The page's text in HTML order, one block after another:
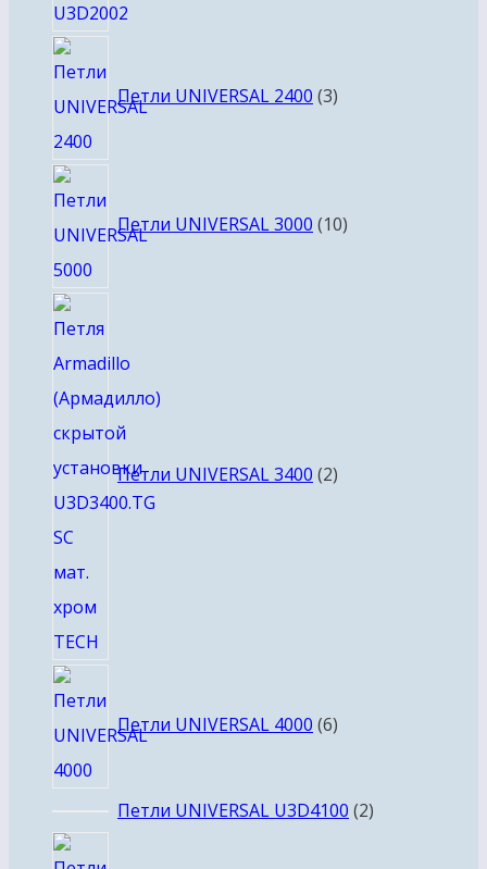
Петли UNIVERSAL 2400 3товара
Петли UNIVERSAL 3000 10товаров
Петли UNIVERSAL 3400 2
Петли UNIVERSAL 4000 6товаров
Петли UNIVERSAL U3D4100 22